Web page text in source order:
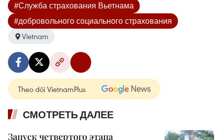
#Служба страхования Вьетнама
#добровольного социального страхования
Vietnam
Theo dõi VietnamPlus
СМОТРЕТЬ ДАЛЕЕ
Запуск четвертого этапа